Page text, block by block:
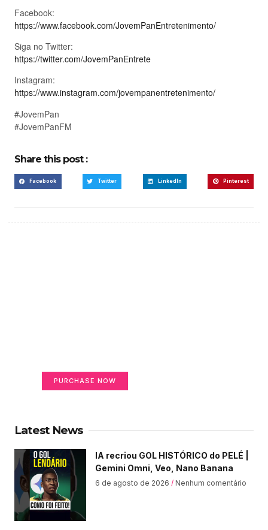
Facebook:
https://www.facebook.com/JovemPanEntretenimento/
Siga no Twitter:
https://twitter.com/JovemPanEntrete
Instagram:
https://www.instagram.com/jovempanentretenimento/
#JovemPan
#JovemPanFM
Share this post :
Facebook Twitter LinkedIn Pinterest
PURCHASE NOW
Latest News
IA recriou GOL HISTÓRICO do PELÉ |
Gemini Omni, Veo, Nano Banana
6 de agosto de 2026 Nenhum comentário